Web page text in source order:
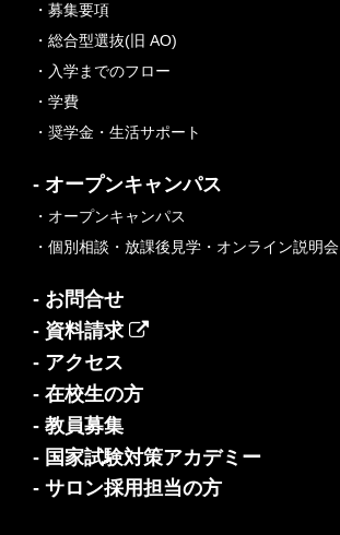
・募集要項
・総合型選抜(旧 AO)
・入学までのフロー
・学費
・奨学金・生活サポート
- オープンキャンパス
・オープンキャンパス
・個別相談・放課後見学・オンライン説明会
- お問合せ
- 資料請求
- アクセス
- 在校生の方
- 教員募集
- 国家試験対策アカデミー
- サロン採用担当の方